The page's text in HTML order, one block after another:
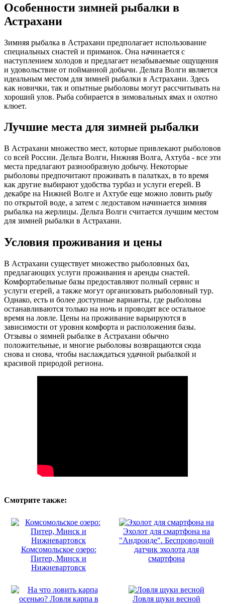
Особенности зимней рыбалки в
Астрахани
Зимняя рыбалка в Астрахани предполагает использование
специальных снастей и приманок. Она начинается с
наступлением холодов и предлагает незабываемые ощущения
и удовольствие от пойманной добычи. Дельта Волги является
идеальным местом для зимней рыбалки в Астрахани. Здесь
как новички, так и опытные рыболовы могут рассчитывать на
хороший улов. Рыба собирается в зимовальных ямах и охотно
клюет.
Лучшие места для зимней рыбалки
В Астрахани множество мест, которые привлекают рыболовов
со всей России. Дельта Волги, Нижняя Волга, Ахтуба - все эти
места предлагают разнообразную добычу. Некоторые
рыболовы предпочитают проживать в палатках, в то время
как другие выбирают удобства турбаз и услуги егерей. В
декабре на Нижней Волге и Ахтубе еще можно ловить рыбу
по открытой воде, а затем с ледоставом начинается зимняя
рыбалка на жерлицы. Дельта Волги считается лучшим местом
для зимней рыбалки в Астрахани.
Условия проживания и цены
В Астрахани существует множество рыболовных баз,
предлагающих услуги проживания и аренды снастей.
Комфортабельные базы предоставляют полный сервис и
услуги егерей, а также могут организовать рыболовный тур.
Однако, есть и более доступные варианты, где рыболовы
останавливаются только на ночь и проводят все остальное
время на ловле. Цены на проживание варьируются в
зависимости от уровня комфорта и расположения базы.
Отзывы о зимней рыбалке в Астрахани обычно
положительные, и многие рыболовы возвращаются сюда
снова и снова, чтобы наслаждаться удачной рыбалкой и
красивой природой региона.
Смотрите также:
Комсомольское озеро:
Питер, Минск и
Нижневартовск
Эхолот для смартфона на
"Андроиде". Беспроводной
датчик эхолота для
смартфона
Ловля щуки весной